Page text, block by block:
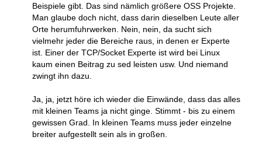
Beispiele gibt. Das sind nämlich größere OSS Projekte.
Man glaube doch nicht, dass darin dieselben Leute aller
Orte herumfuhrwerken. Nein, nein, da sucht sich
vielmehr jeder die Bereiche raus, in denen er Experte
ist. Einer der TCP/Socket Experte ist wird bei Linux
kaum einen Beitrag zu sed leisten usw. Und niemand
zwingt ihn dazu.
Ja, ja, jetzt höre ich wieder die Einwände, dass das alles
mit kleinen Teams ja nicht ginge. Stimmt - bis zu einem
gewissen Grad. In kleinen Teams muss jeder einzelne
breiter aufgestellt sein als in großen.